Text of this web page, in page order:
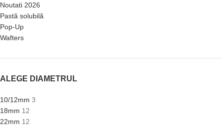
Noutati 2026
Pastă solubilă
Pop-Up
Wafters
ALEGE DIAMETRUL
10/12mm 3
18mm 12
22mm 12